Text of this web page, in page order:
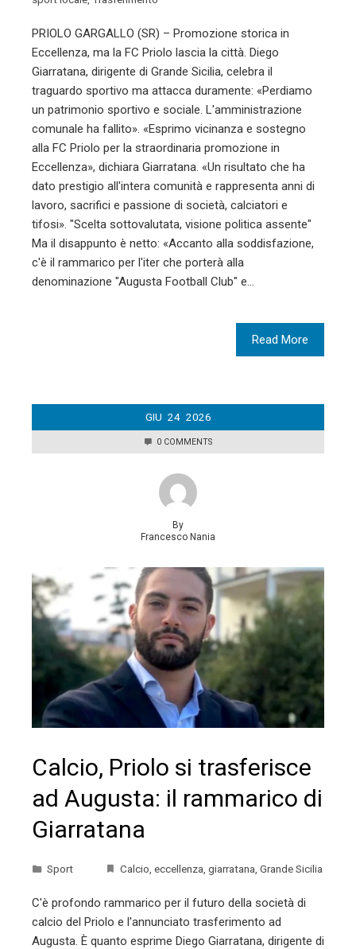
PRIOLO GARGALLO (SR) – Promozione storica in
Eccellenza, ma la FC Priolo lascia la città. Diego
Giarratana, dirigente di Grande Sicilia, celebra il
traguardo sportivo ma attacca duramente: «Perdiamo
un patrimonio sportivo e sociale. L'amministrazione
comunale ha fallito». «Esprimo vicinanza e sostegno
alla FC Priolo per la straordinaria promozione in
Eccellenza», dichiara Giarratana. «Un risultato che ha
dato prestigio all'intera comunità e rappresenta anni di
lavoro, sacrifici e passione di società, calciatori e
tifosi». "Scelta sottovalutata, visione politica assente"
Ma il disappunto è netto: «Accanto alla soddisfazione,
c'è il rammarico per l'iter che porterà alla
denominazione "Augusta Football Club" e…
Read More
GIU 24 2026
0 COMMENTS
By
Francesco Nania
Calcio, Priolo si trasferisce
ad Augusta: il rammarico di
Giarratana
Sport Calcio eccellenza giarratana Grande Sicilia
C'è profondo rammarico per il futuro della società di
calcio del Priolo e l'annunciato trasferimento ad
Augusta. È quanto esprime Diego Giarratana, dirigente di